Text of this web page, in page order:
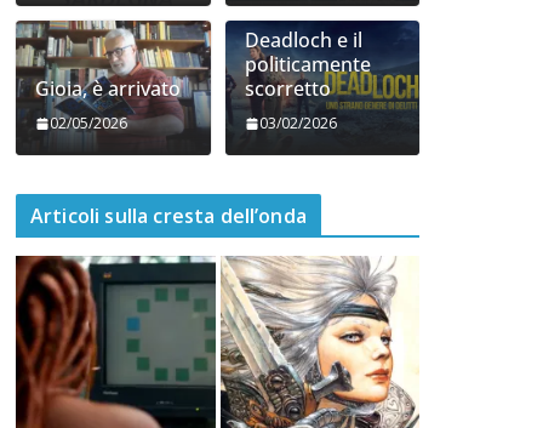
Gioia, è arrivato
02/05/2026
Deadloch e il
politicamente
scorretto
03/02/2026
Articoli sulla cresta dell’onda